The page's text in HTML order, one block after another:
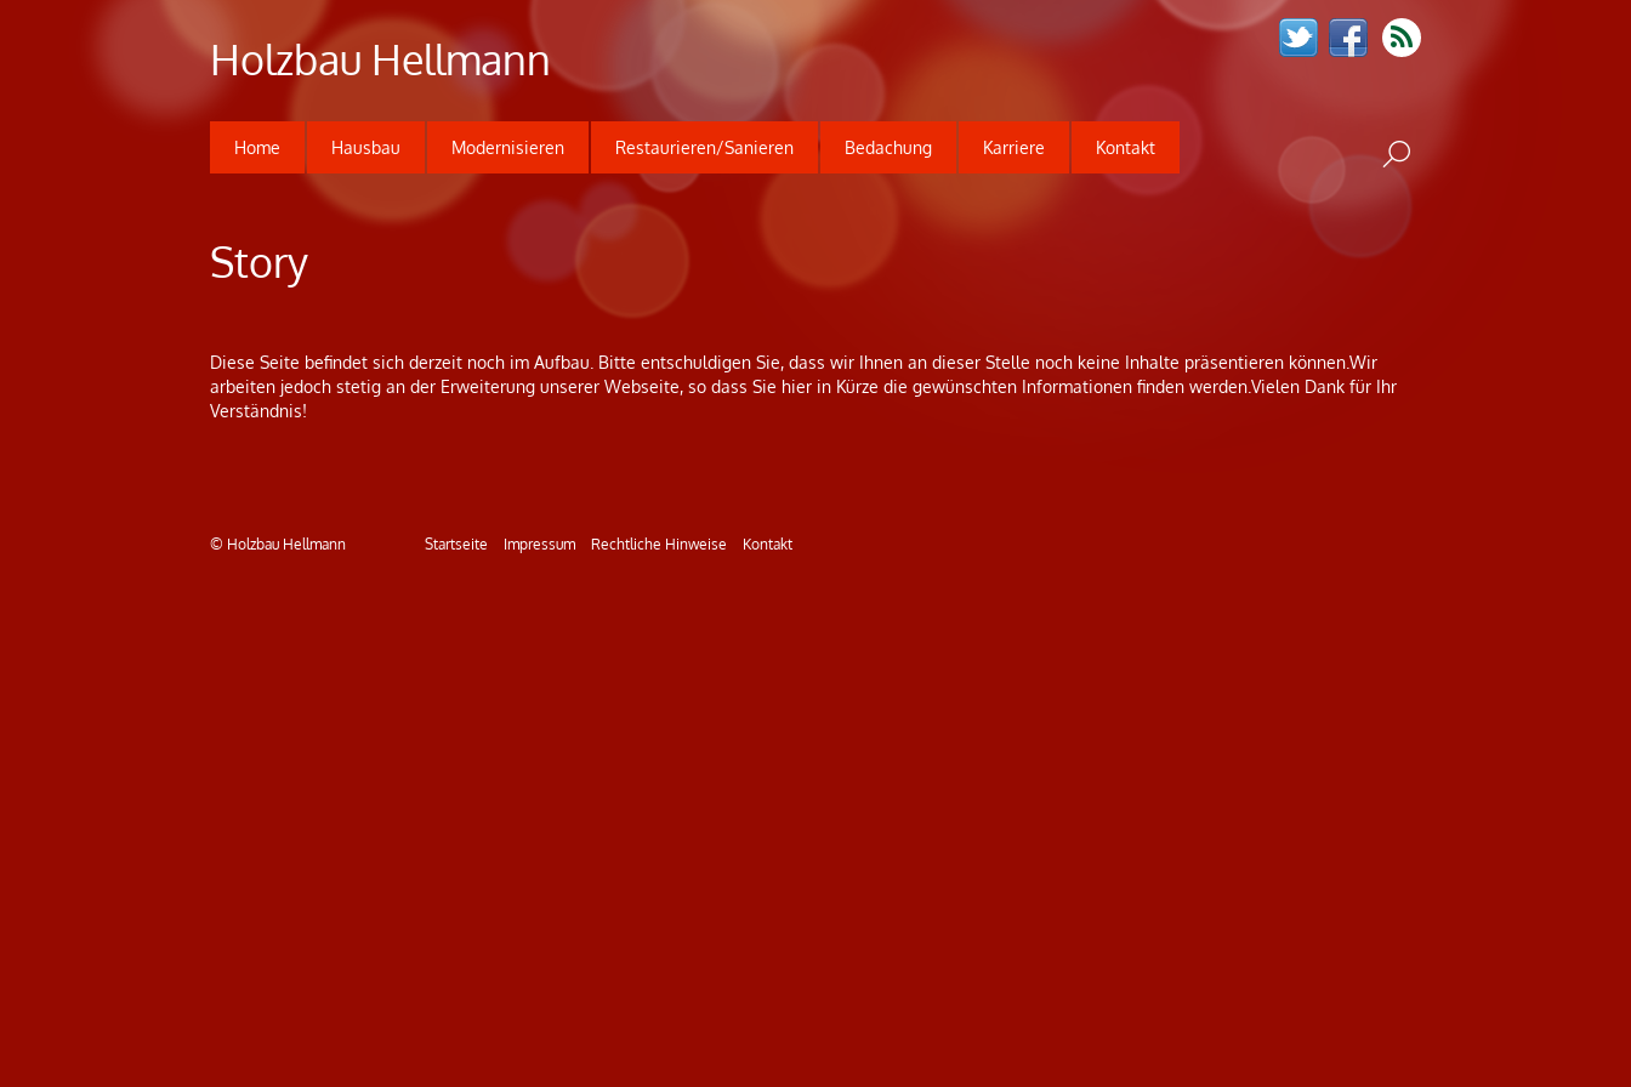
Holzbau Hellmann
Home Hausbau Modernisieren Restaurieren/Sanieren Bedachung Karriere Kontakt
Story
Diese Seite befindet sich derzeit noch im Aufbau. Bitte entschuldigen Sie, dass wir Ihnen an dieser Stelle noch keine Inhalte präsentieren können.Wir
arbeiten jedoch stetig an der Erweiterung unserer Webseite, so dass Sie hier in Kürze die gewünschten Informationen finden werden.Vielen Dank für Ihr
Verständnis!
© Holzbau Hellmann Startseite Impressum Rechtliche Hinweise Kontakt